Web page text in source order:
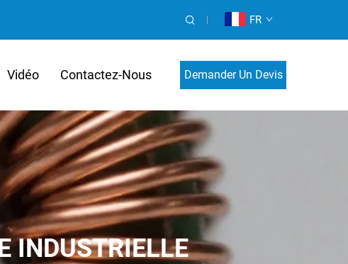
FR
Vidéo Contactez-Nous Demander Un Devis
INDUSTRIELLE